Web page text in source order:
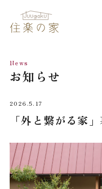
お知らせ
News
2026.5.17
「外と繋がる家